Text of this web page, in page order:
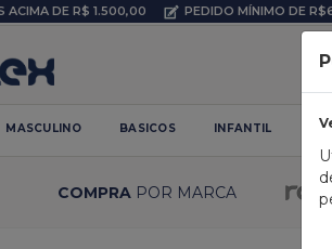
ACIMA DE R$ 1.500,00 PEDIDO MÍNIMO DE
MASCULINO BASICOS INFANTIL
COMPRAPOR MARCA